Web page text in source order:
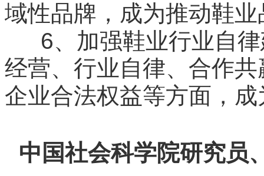
域性品牌，成为推动鞋
6、加强鞋业行业自
经营、行业自律、合作
企业合法权益等方面，
中国社会科学院研究员